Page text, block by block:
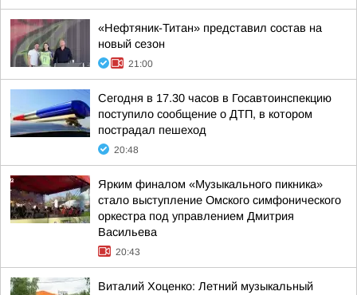
«Нефтяник-Титан» представил состав на
новый сезон
21:00
Сегодня в 17.30 часов в Госавтоинспекцию
поступило сообщение о ДТП, в котором
пострадал пешеход
20:48
Ярким финалом «Музыкального пикника»
стало выступление Омского симфонического
оркестра под управлением Дмитрия
Васильева
20:43
Виталий Хоценко: Летний музыкальный